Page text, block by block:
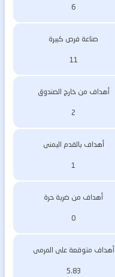
6
صناعة فرص كبيرة
11
أهداف من خارج الصندوق
2
أهداف بالقدم اليمنى
1
أهداف من ضربة حرة
0
أهداف متوقعة على المرمى
5.83